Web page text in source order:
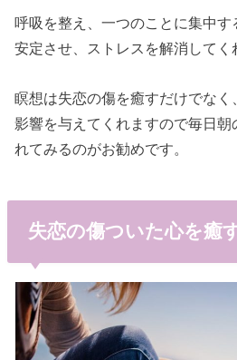
呼吸を整え、一つのことに集中
安定させ、ストレスを解消してく
瞑想は失恋の傷を癒すだけでな
影響を与えてくれますので毎日朝
れてみるのがお勧めです。
失恋の傷ついた心を癒